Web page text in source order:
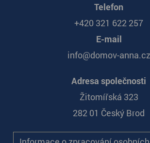
Telefon
+420 321 622 257
E-mail
info@domov-anna.cz
Adresa společnosti
Žitomířská 323
282 01 Český Brod